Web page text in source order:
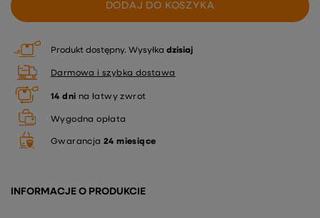
DODAJ DO KOSZYKA
Produkt dostępny Wysyłka dzisiaj
Darmowa i szybka dostawa
14 dni na łatwy zwrot
Wygodna opłata
Gwarancja 24 miesiące
INFORMACJE O PRODUKCIE